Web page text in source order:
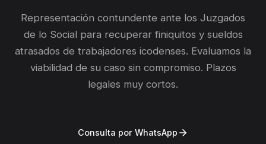
Contacto
Representación contundente ante los Juzgados
de lo Social para recuperar finiquitos y sueldos
atrasados de trabajadores icodenses. Evaluamos la
viabilidad de su caso sin compromiso. Plazos
legales muy cortos.
Consulta por WhatsApp